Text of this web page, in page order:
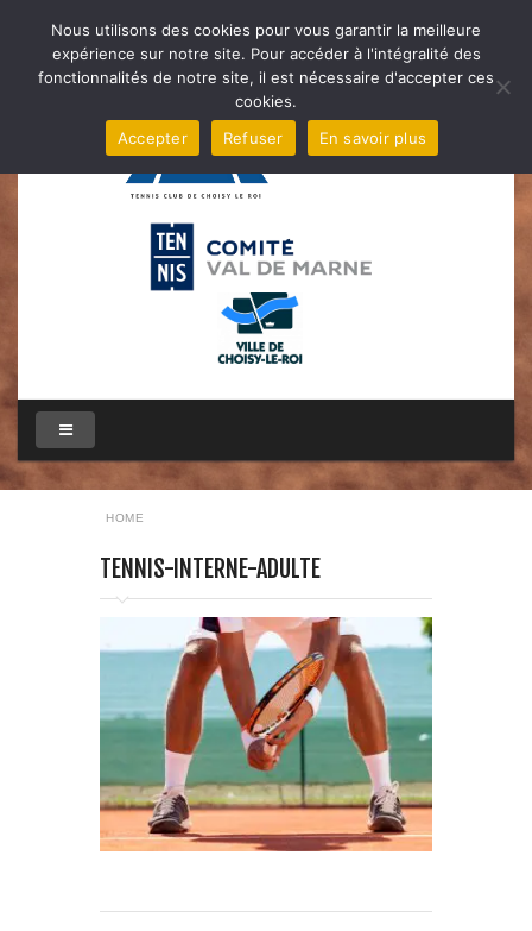
HOME
TENNIS-INTERNE-ADULTE
Nous utilisons des cookies pour vous garantir la meilleure
expérience sur notre site. Pour accéder à l'intégralité des
fonctionnalités de notre site, il est nécessaire d'accepter ces
cookies.
Accepter
Refuser En savoir plus